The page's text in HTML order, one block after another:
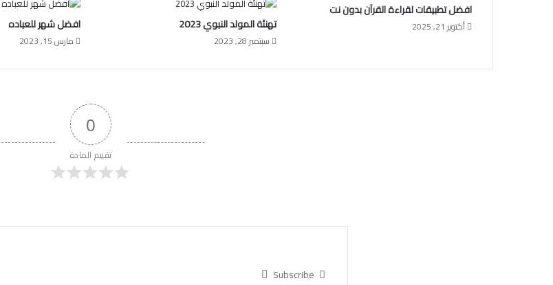
افضل تطبيقات لقراءة القرآن بدون نت
أكتوبر 21, 2025 تهنئة المولد النبوي 2023
سبتمبر 28, 2023
افضل شهر للعباده
مارس 15, 2023
0
تقييم المادة
Subscribe